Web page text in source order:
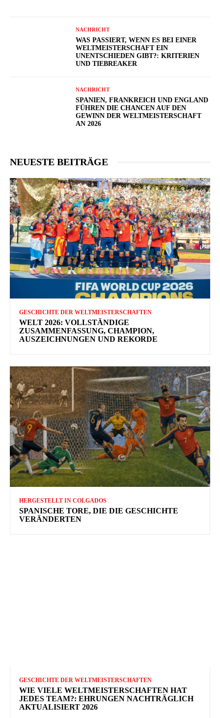
NACHRICHT
WAS PASSIERT, WENN ES BEI EINER
WELTMEISTERSCHAFT EIN
UNENTSCHIEDEN GIBT?: KRITERIEN
UND TIEBREAKER
NACHRICHT
SPANIEN, FRANKREICH UND ENGLAND
FÜHREN DIE CHANCEN AUF DEN
GEWINN DER WELTMEISTERSCHAFT
AN 2026
NEUESTE BEITRÄGE
GESCHICHTE DER WELTMEISTERSCHAFTEN
WELT 2026: VOLLSTÄNDIGE
ZUSAMMENFASSUNG, CHAMPION,
AUSZEICHNUNGEN UND REKORDE
HERGESTELLT IN COLGADOS
SPANISCHE TORE, DIE DIE GESCHICHTE
VERÄNDERTEN
GESCHICHTE DER WELTMEISTERSCHAFTEN
WIE VIELE WELTMEISTERSCHAFTEN HAT
JEDES TEAM?: EHRUNGEN NACHTRÄGLICH
AKTUALISIERT 2026